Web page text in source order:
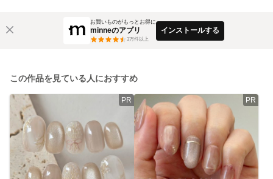
お買いものがもっとお得に
minneのアプリ
3万件以上
インストールする
この作品を見ている人におすすめ
PR PR